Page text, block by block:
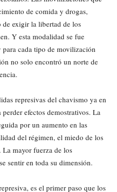
de comida y drogas,
exigir la libertad de los
Y esta modalidad se fue
cada tipo de movilización
no solo encontró un norte de
represivas del chavismo ya en
efectos demostrativos. La
por un aumento en las
del régimen, el miedo de los
La mayor fuerza de los
sentir en toda su dimensión.
es el primer paso que los